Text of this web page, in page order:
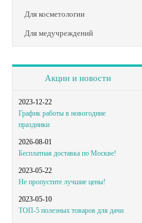
Для косметологии
Для медучреждений
Акции и новости
2023-12-22
График работы в новогодние
праздники
2026-08-01
Бесплатная доставка по Москве!
2023-05-22
Не пропустите лучшие цены!
2023-05-10
ТОП-5 полезных товаров для дачи